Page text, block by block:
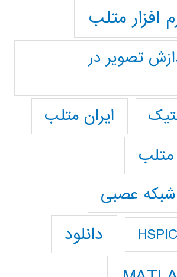
افزار متلب
تصوير در
ایران متلب
متلب
شبکه عصبی
دانلود